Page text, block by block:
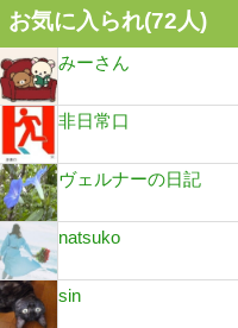
お気に入られ(72人)
みーさん
非日常口
ヴェルナーの日記
natsuko
sin